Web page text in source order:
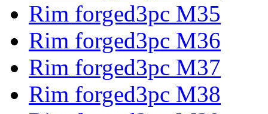
Rim forged3pc M35
Rim forged3pc M36
Rim forged3pc M37
Rim forged3pc M38